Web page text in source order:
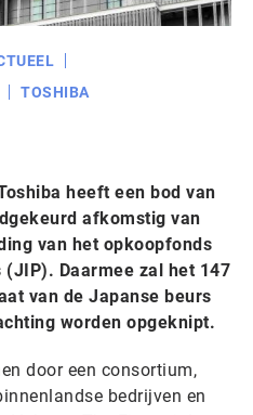
TOSHIBA
heeft een bod van
afkomstig van
van het opkoopfonds
Daarmee zal het 147
van de Japanse beurs
worden opgeknipt.
door een consortium,
bedrijven en